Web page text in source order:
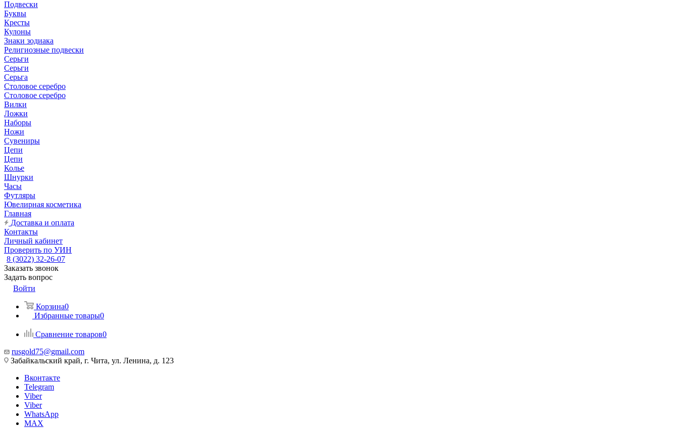
Подвески
Буквы
Кресты
Кулоны
Знаки зодиака
Религиозные подвески
Серьги
Серьги
Серьга
Столовое серебро
Столовое серебро
Вилки
Ложки
Наборы
Ножи
Сувениры
Цепи
Цепи
Колье
Шнурки
Часы
Футляры
Ювелирная косметика
Главная
Доставка и оплата
Контакты
Личный кабинет
Проверить по УИН
8 (3022) 32-26-07
Заказать звонок
Задать вопрос
Войти
Корзина0
Избранные товары0
Сравнение товаров0
rusgold75@gmail.com
Забайкальский край, г. Чита, ул. Ленина, д. 123
Вконтакте
Telegram
Viber
Viber
WhatsApp
MAX